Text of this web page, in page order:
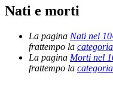
Nati e morti
La pagina Nati nel
frattempo la categoria
La pagina Morti nel
frattempo la categoria